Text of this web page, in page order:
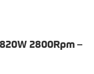
2800Rpm –